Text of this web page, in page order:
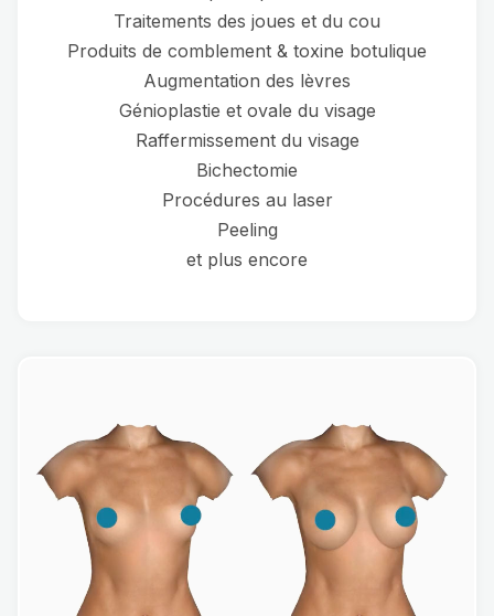
Traitements des joues et du cou
Produits de comblement & toxine botulique
Augmentation des lèvres
Génioplastie et ovale du visage
Raffermissement du visage
Bichectomie
Procédures au laser
Peeling
et plus encore